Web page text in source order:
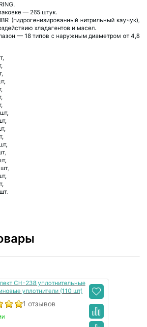
— 265 штук.
(гидрогенизированный нитрильный каучук),
хладагентов и масел.
— 18 типов с наружным диаметром от 4,8
1 отзывов